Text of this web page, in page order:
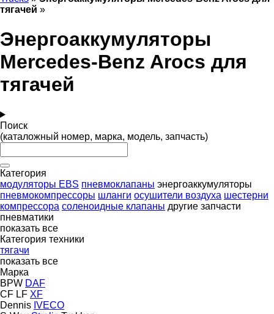
тягачей »
Энергоаккумуляторы
Mercedes-Benz Arocs для
тягачей
Поиск
(каталожный номер, марка, модель, запчасть)
Категория
модуляторы EBS пневмоклапаны энергоаккумуляторы
пневмокомпрессоры шланги осушители воздуха шестерни
компрессора соленоидные клапаны другие запчасти
пневматики
показать все
Категория техники
тягачи
показать все
Марка
BPW DAF
CF LF XF
Dennis IVECO